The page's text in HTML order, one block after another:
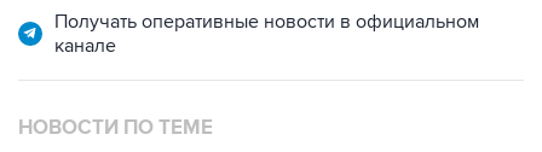
Получать оперативные новости в официальном
канале
НОВОСТИ ПО ТЕМЕ